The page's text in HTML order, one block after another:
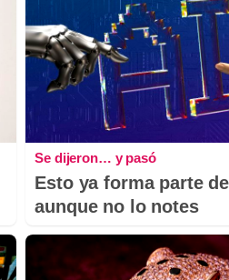
Se dijeron… y pasó
Esto ya forma parte
aunque no lo notes